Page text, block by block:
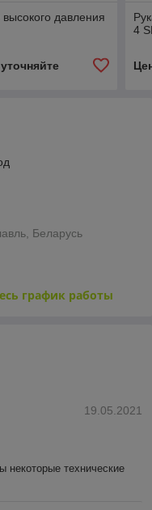
высокого давления
4
Беларусь
график работы
19.05.2021
некоторые технические